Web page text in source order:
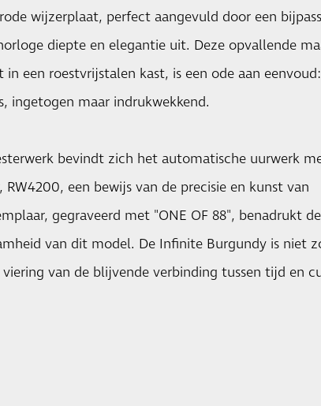
wijzerplaat, perfect aangevuld door een
diepte en elegantie uit. Deze opvallende
een roestvrijstalen kast, is een ode aan eenvoud:
ingetogen maar indrukwekkend.
bevindt zich het automatische uurwerk
een bewijs van de precisie en kunst van
gegraveerd met "ONE OF 88", benadrukt de
van dit model. De Infinite Burgundy is niet
van de blijvende verbinding tussen tijd en